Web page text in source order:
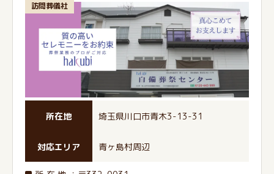
訪問葬儀社
所在地 埼玉県川口市青木3-13-31
対応エリア 青ヶ島村周辺